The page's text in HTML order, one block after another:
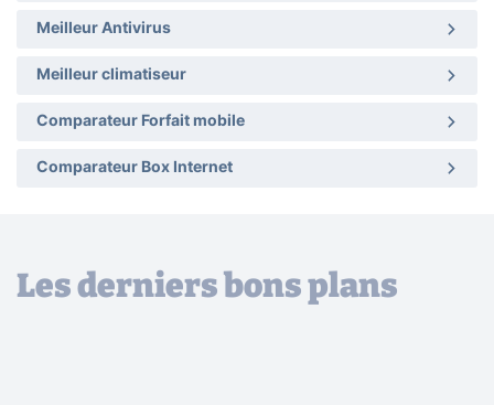
Meilleur Antivirus
Meilleur climatiseur
Comparateur Forfait mobile
Comparateur Box Internet
Les derniers bons plans